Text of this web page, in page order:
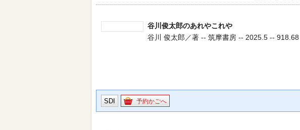
谷川俊太郎のあれやこれや
谷川 俊太郎／著 -- 筑摩書房 -- 2025.5 -- 918.68
SDI 予約かごへ